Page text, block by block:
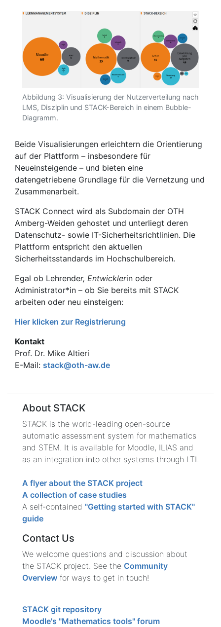
Abbildung 3: Visualisierung der Nutzerverteilung nach
LMS, Disziplin und STACK-Bereich in einem Bubble-
Diagramm.
Beide Visualisierungen erleichtern die Orientierung
auf der Plattform – insbesondere für
Neueinsteigende – und bieten eine
datengetriebene Grundlage für die Vernetzung und
Zusammenarbeit.
STACK Connect wird als Subdomain der OTH
Amberg-Weiden gehostet und unterliegt deren
Datenschutz- sowie IT-Sicherheitsrichtlinien. Die
Plattform entspricht den aktuellen
Sicherheitsstandards im Hochschulbereich.
Egal ob Lehrender, Entwicklerin oder
Administrator*in – ob Sie bereits mit STACK
arbeiten oder neu einsteigen:
Hier klicken zur Registrierung
Kontakt
Prof. Dr. Mike Altieri
E-Mail: stack@oth-aw.de
About STACK
STACK is the world-leading open-source
automatic assessment system for mathematics
and STEM. It is available for Moodle, ILIAS and
as an integration into other systems through LTI.
A flyer about the STACK project
A collection of case studies
A self-contained "Getting started with STACK"
guide
Contact Us
We welcome questions and discussion about
the STACK project. See the Community
Overview for ways to get in touch!
STACK git repository
Moodle's "Mathematics tools" forum